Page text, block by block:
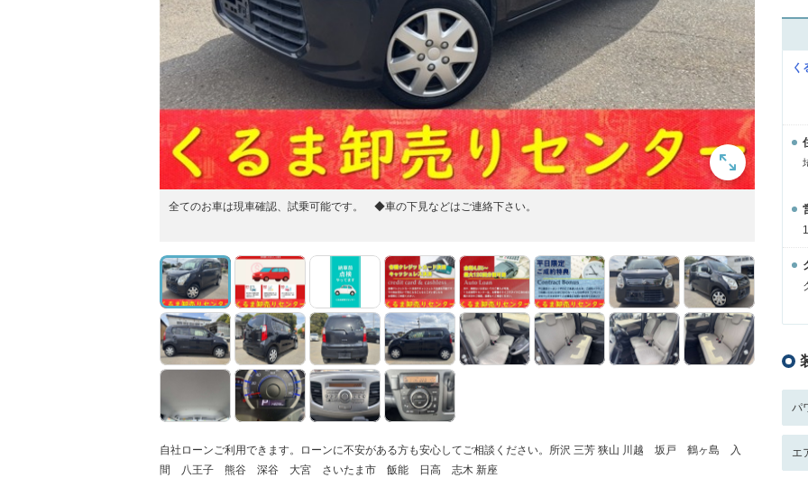
全てのお車は現車確認、試乗可能です。 ◆車の下見などはご連絡下さい。
自社ローンご利用できます。ローンに不安がある方も安心してご相談ください。所沢 三芳 狭山 川越 坂戸 鶴ヶ島 入
間 八王子 熊谷 深谷 大宮 さいたま市 飯能 日高 志木 新座
く
パ
エ